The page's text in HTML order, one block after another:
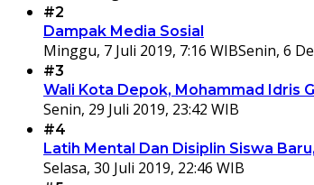
#2
Dampak Media Sosial
Minggu, 7 Juli 2019, 7:16 WIBSenin, 6
#3
Wali Kota Depok, Mohammad Idris
Senin, 29 Juli 2019, 23:42 WIB
#4
Latih Mental Dan Disiplin Siswa
Selasa, 30 Juli 2019, 22:46 WIB